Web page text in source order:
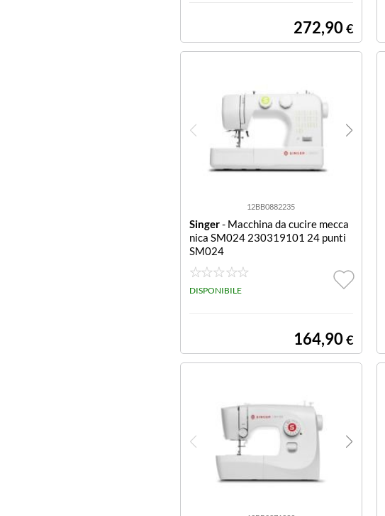
272,90€
12BB0882235
Singer- Macchina da cucire mecca
nica SM024 230319101 24 punti
SM024
DISPONIBILE
164,90€